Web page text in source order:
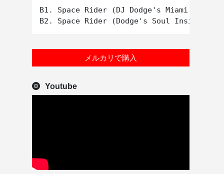
B1. Space Rider (DJ Dodge's Miami Mix)
メルカリで購入
Youtube